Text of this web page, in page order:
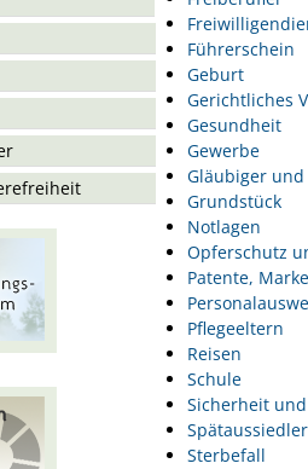
Führerschein
Geburt
Gerichtliches
Gesundheit
Gewerbe
Gläubiger
Grundstück
Notlagen
Opferschutz
Patente,
Pflegeeltern
Reisen
Schule
Sicherheit
Spätaussiedler
Sterbefall